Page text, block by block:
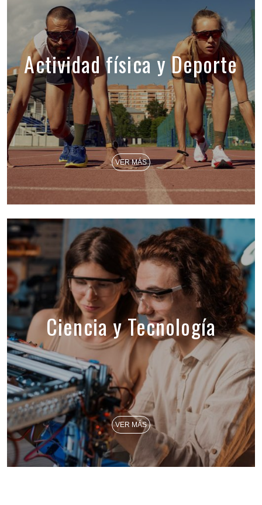
Actividad física y Deporte
VER MÁS
Ciencia y Tecnología
VER MÁS